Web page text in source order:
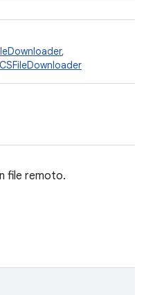
,
file remoto.